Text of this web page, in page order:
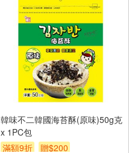
韓味不二韓國海苔酥(原味)50g克
x 1PC包
滿額9折
贈$200